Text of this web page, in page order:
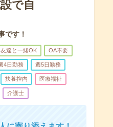
で自
です！
友達と一緒OK OA不要
4日勤務 週5日勤務
扶養控内 医療福祉
介護士